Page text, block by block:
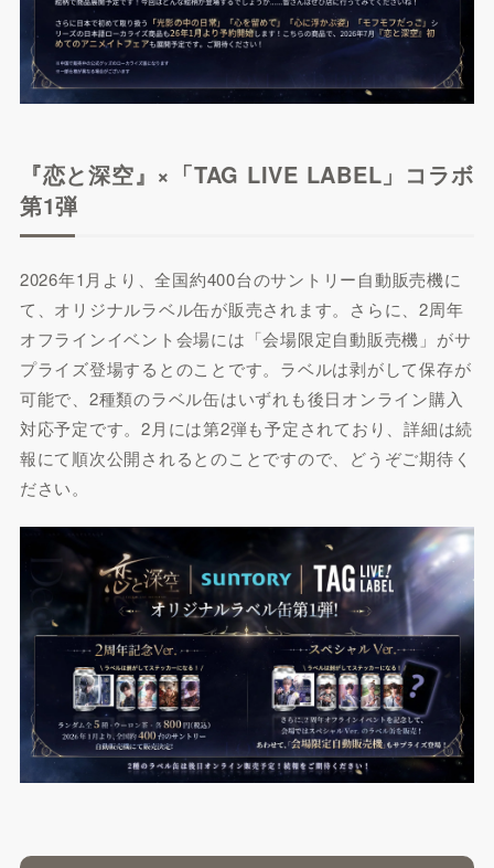
『恋と深空』×「TAG LIVE LABEL」コラボ
第1弾
2026年1月より、全国約400台のサントリー自動販売機に
て、オリジナルラベル缶が販売されます。さらに、2周年
オフラインイベント会場には「会場限定自動販売機」がサ
プライズ登場するとのことです。ラベルは剥がして保存が
可能で、2種類のラベル缶はいずれも後日オンライン購入
対応予定です。2月には第2弾も予定されており、詳細は続
報にて順次公開されるとのことですので、どうぞご期待く
ださい。